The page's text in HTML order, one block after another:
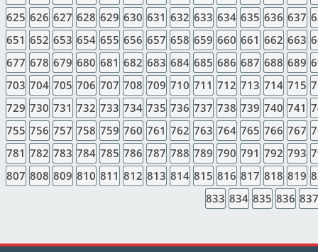
625 626 627 628 629 630 631 632 633 634 635 636 637
651 652 653 654 655 656 657 658 659 660 661 662 663
677 678 679 680 681 682 683 684 685 686 687 688 689
703 704 705 706 707 708 709 710 711 712 713 714 715
729 730 731 732 733 734 735 736 737 738 739 740 741
755 756 757 758 759 760 761 762 763 764 765 766 767
781 782 783 784 785 786 787 788 789 790 791 792 793
807 808 809 810 811 812 813 814 815 816 817 818 819
833 834 835 836 837